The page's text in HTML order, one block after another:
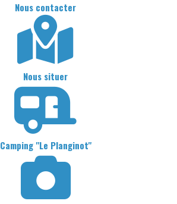
Nous contacter
Nous situer
Camping "Le Planginot"